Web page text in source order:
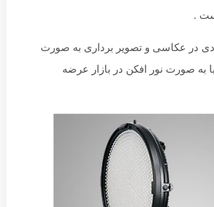
.
دی در عکاسی و تصویر برداری به صورت
به صورت نور افکن در بازار عرضه